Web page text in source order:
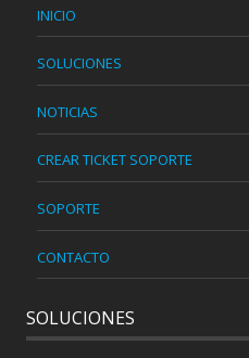
INICIO
SOLUCIONES
NOTICIAS
CREAR TICKET SOPORTE
SOPORTE
CONTACTO
SOLUCIONES